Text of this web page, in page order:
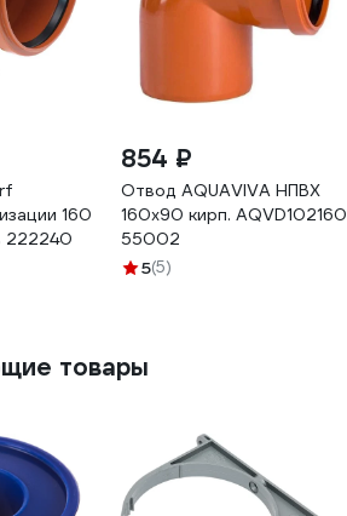
160
222240
854 ₽
Отвод AQUAVIVA НПВХ
160x90 кирп. AQVD102160
55002
5(5)
товары